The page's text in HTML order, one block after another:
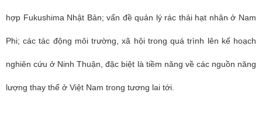
hợp Fukushima Nhật Bản; vấn đề quản lý rác thải hạt nhân ở Nam
Phi; các tác động môi trường, xã hội trong quá trình lên kế hoạch
nghiên cứu ở Ninh Thuận, đặc biệt là tiềm năng về các nguồn năng
lượng thay thế ở Việt Nam trong tương lai tới.